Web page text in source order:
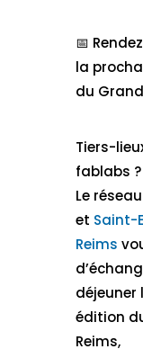
📅
la
du
Tiers-
fablabs ?
Le
et Saint-
Reims
déjeuner
édition
Reims,